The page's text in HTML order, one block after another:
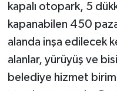
kapalı otopark, 5
kapanabilen 450
alanda inşa edilecek
alanlar, yürüyüş ve
belediye hizmet